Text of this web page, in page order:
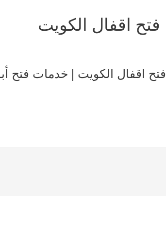
فتح اقفال الكويت
فتح اقفال الكويت | خدمات فتح أبواب